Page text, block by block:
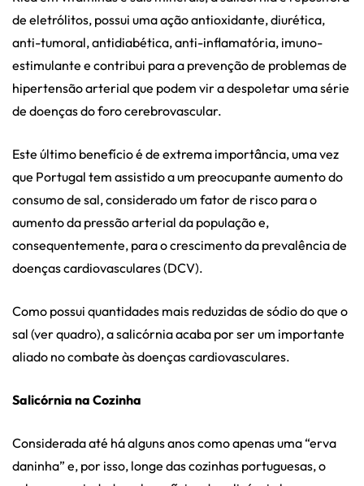
de eletrólitos, possui uma ação antioxidante, diurética,
anti-tumoral, antidiabética, anti-inflamatória, imuno-
estimulante e contribui para a prevenção de problemas de
hipertensão arterial que podem vir a despoletar uma série
de doenças do foro cerebrovascular.
Este último benefício é de extrema importância, uma vez
que Portugal tem assistido a um preocupante aumento do
consumo de sal, considerado um fator de risco para o
aumento da pressão arterial da população e,
consequentemente, para o crescimento da prevalência de
doenças cardiovasculares (DCV).
Como possui quantidades mais reduzidas de sódio do que o
sal (ver quadro), a salicórnia acaba por ser um importante
aliado no combate às doenças cardiovasculares.
Salicórnia na Cozinha
Considerada até há alguns anos como apenas uma “erva
daninha” e, por isso, longe das cozinhas portuguesas, o